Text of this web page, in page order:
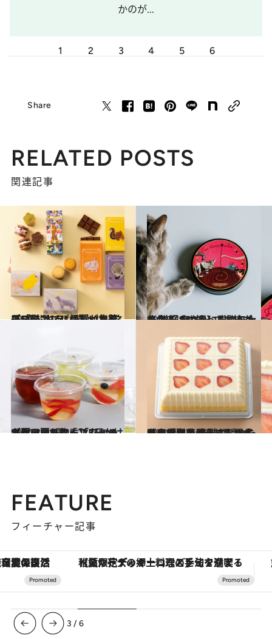
かのが...
1 2 3 4 5 6
Share
RELATED POSTS
関連記事
2023.12.16
プロ厳選〈パケ買いお菓子5選〉リス、猫、ハリネズミに“キュン” 愛くるしい「アニマル柄」が集結
グルメ 2023.2.23
一生そばに持っておきたい 猫好きさんにも贈りたくなる かわいい猫の缶大集合！【10選】
グルメ
2024.8.21
【夏の贈り物に】フルーツゼリー5選 「フルーツよりフルーツ」「3日かけて作る」スイーツなかのが選ぶ夏ギフト
グルメ 2024.8.9
【東京駅で買える】帰省時の手土産 老舗の隠れた名品「洋菓子」5選 スイーツなかのが外さない名品を厳選
グルメ
FEATURE
フィーチャー記事
【夏限定ディナーコース】旬を迎える稚鮎や花ズッキーニなどをイタリア・トスカーナの郷土料理の手法で満喫！ ヴァシュロン・コンスタンタ
3 /6